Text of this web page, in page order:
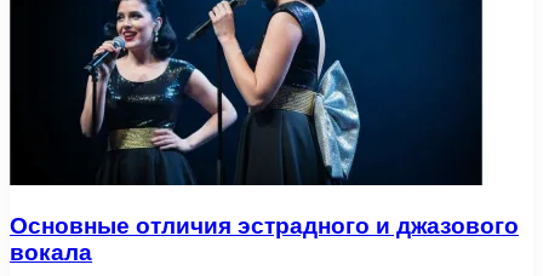
Основные отличия эстрадного и джазового
вокала